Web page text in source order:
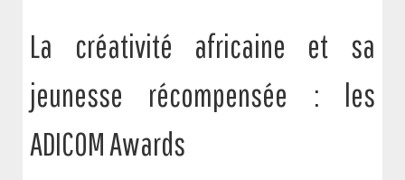
La créativité africaine et sa
jeunesse récompensée : les
ADICOM Awards